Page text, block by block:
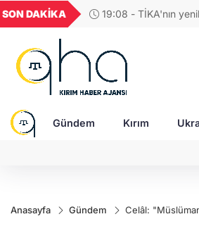
SON DAKİKA
17:42 - BM Güvenlik
GEL
18,2677
TND
16,3788
Gündem Kırım
Anasayfa Gündem Celâl: